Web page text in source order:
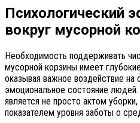
Психологический
вокруг мусорной
Необходимость поддерживать
мусорной корзины имеет
оказывая важное воздействие
эмоциональное состояние
является не просто актом
показателем уровня заботы о